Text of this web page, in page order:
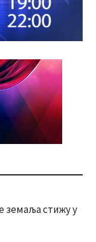
стижу у